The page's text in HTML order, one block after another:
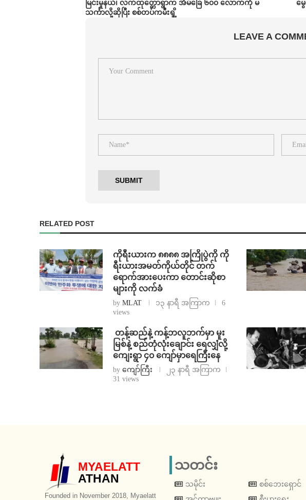
မြင်းမူနယ်၊ လက်ထုတ္တောရွာက အိမ်ခြေ ၆၀၀ လောက်ကို မ
သင်္ကာလို့ဆိုပြီး စစ်တပ်ကမီးရှို့
မွ
LEAVE A
RELATED POST
ကိုရီးယားက ၈၈၈၈ အကြိုပွဲကို ကို
ရီးယားအမတ်ကိုယ်တိုင် တက်
ရောက်အားပေးကာ တောင်းဆိုစာ
များကို လက်ခံ
by MLAT ၁၃ နာရီ အကြာက
6
views
⁩ ⁨တန့်ဆည်နဲ့ ကန့်ဘလူဘက်မှာ မူး
မြစ်နဲ့ စည်တုံလုံးချောင်း ရေလျှံလို့
ကျေးရွာ ၄၀ ကျော်မှာရေကြီးနေ
by ကျော်ကြီး
၂၃ နာရီ အကြာက
31 views
MYAELATT
ATHAN
Founded in November 2018, Myaelatt
သတင်း
သမိုင်း
စစ်ဘေးရှောင်